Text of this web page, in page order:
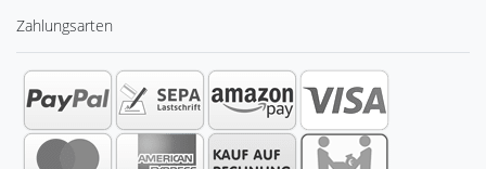
Zahlungsarten